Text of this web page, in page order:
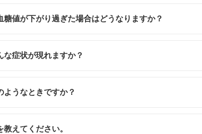
値が下がり過ぎた場合はどうなりますか？
症状が現れますか？
うなときですか？
えてください。